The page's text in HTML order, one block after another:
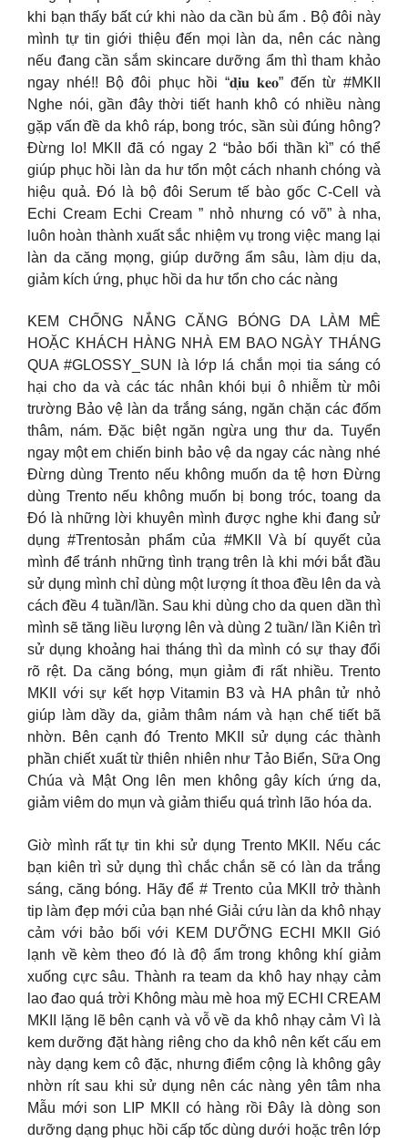
khi bạn thấy bất cứ khi nào da cần bù ẩm . Bộ đôi này
mình tự tin giới thiệu đến mọi làn da, nên các nàng
nếu đang cần sắm skincare dưỡng ẩm thì tham khảo
ngay nhé!! Bộ đôi phục hồi “𝐝𝐢̣𝐮 𝐤𝐞𝐨” đến từ #MKII
Nghe nói, gần đây thời tiết hanh khô có nhiều nàng
gặp vấn đề da khô ráp, bong tróc, sần sùi đúng hông?
Đừng lo! MKII đã có ngay 2 “bảo bối thần kì” có thể
giúp phục hồi làn da hư tổn một cách nhanh chóng và
hiệu quả. Đó là bộ đôi Serum tế bào gốc C-Cell và
Echi Cream Echi Cream ” nhỏ nhưng có võ” à nha,
luôn hoàn thành xuất sắc nhiệm vụ trong việc mang lại
làn da căng mọng, giúp dưỡng ẩm sâu, làm dịu da,
giảm kích ứng, phục hồi da hư tổn cho các nàng
KEM CHỐNG NẮNG CĂNG BÓNG DA LÀM MÊ
HOẶC KHÁCH HÀNG NHÀ EM BAO NGÀY THÁNG
QUA #GLOSSY_SUN là lớp lá chắn mọi tia sáng có
hại cho da và các tác nhân khói bụi ô nhiễm từ môi
trường Bảo vệ làn da trắng sáng, ngăn chặn các đốm
thâm, nám. Đặc biệt ngăn ngừa ung thư da. Tuyển
ngay một em chiến binh bảo vệ da ngay các nàng nhé
Đừng dùng Trento nếu không muốn da tệ hơn Đừng
dùng Trento nếu không muốn bị bong tróc, toang da
Đó là những lời khuyên mình được nghe khi đang sử
dụng #Trentosản phẩm của #MKII Và bí quyết của
mình để tránh những tình trạng trên là khi mới bắt đầu
sử dụng mình chỉ dùng một lượng ít thoa đều lên da và
cách đều 4 tuần/lần. Sau khi dùng cho da quen dần thì
mình sẽ tăng liều lượng lên và dùng 2 tuần/ lần Kiên trì
sử dụng khoảng hai tháng thì da mình có sự thay đổi
rõ rệt. Da căng bóng, mụn giảm đi rất nhiều. Trento
MKII với sự kết hợp Vitamin B3 và HA phân tử nhỏ
giúp làm dầy da, giảm thâm nám và hạn chế tiết bã
nhờn. Bên cạnh đó Trento MKII sử dụng các thành
phần chiết xuất từ thiên nhiên như Tảo Biển, Sữa Ong
Chúa và Mật Ong lên men không gây kích ứng da,
giảm viêm do mụn và giảm thiểu quá trình lão hóa da.
Giờ mình rất tự tin khi sử dụng Trento MKII. Nếu các
bạn kiên trì sử dụng thì chắc chắn sẽ có làn da trắng
sáng, căng bóng. Hãy để # Trento của MKII trở thành
tip làm đẹp mới của bạn nhé Giải cứu làn da khô nhạy
cảm với bảo bối với KEM DƯỠNG ECHI MKII Gió
lạnh về kèm theo đó là độ ẩm trong không khí giảm
xuống cực sâu. Thành ra team da khô hay nhạy cảm
lao đao quá trời Không màu mè hoa mỹ ECHI CREAM
MKII lặng lẽ bên cạnh và vỗ về da khô nhạy cảm Vì là
kem dưỡng đặt hàng riêng cho da khô nên kết cấu em
này dạng kem cô đặc, nhưng điểm cộng là không gây
nhờn rít sau khi sử dụng nên các nàng yên tâm nha
Mẫu mới son LIP MKII có hàng rồi Đây là dòng son
dưỡng dạng phục hồi cấp tốc dùng dưới hoặc trên lớp